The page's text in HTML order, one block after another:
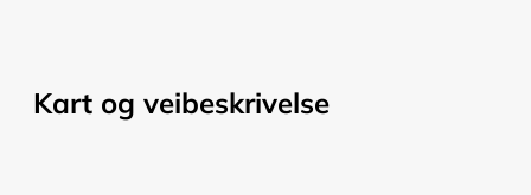
Kart og veibeskrivelse